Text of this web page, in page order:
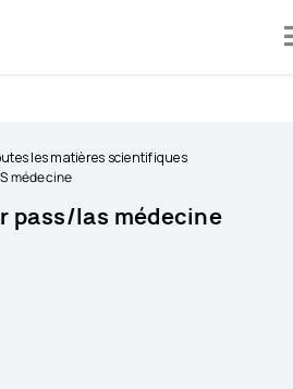
les matières scientifiques
médecine
pass/las médecine